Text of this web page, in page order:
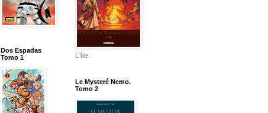
Dos Espadas
Tomo 1
L'ile.
Le Mysteré Nemo.
Tomo 2